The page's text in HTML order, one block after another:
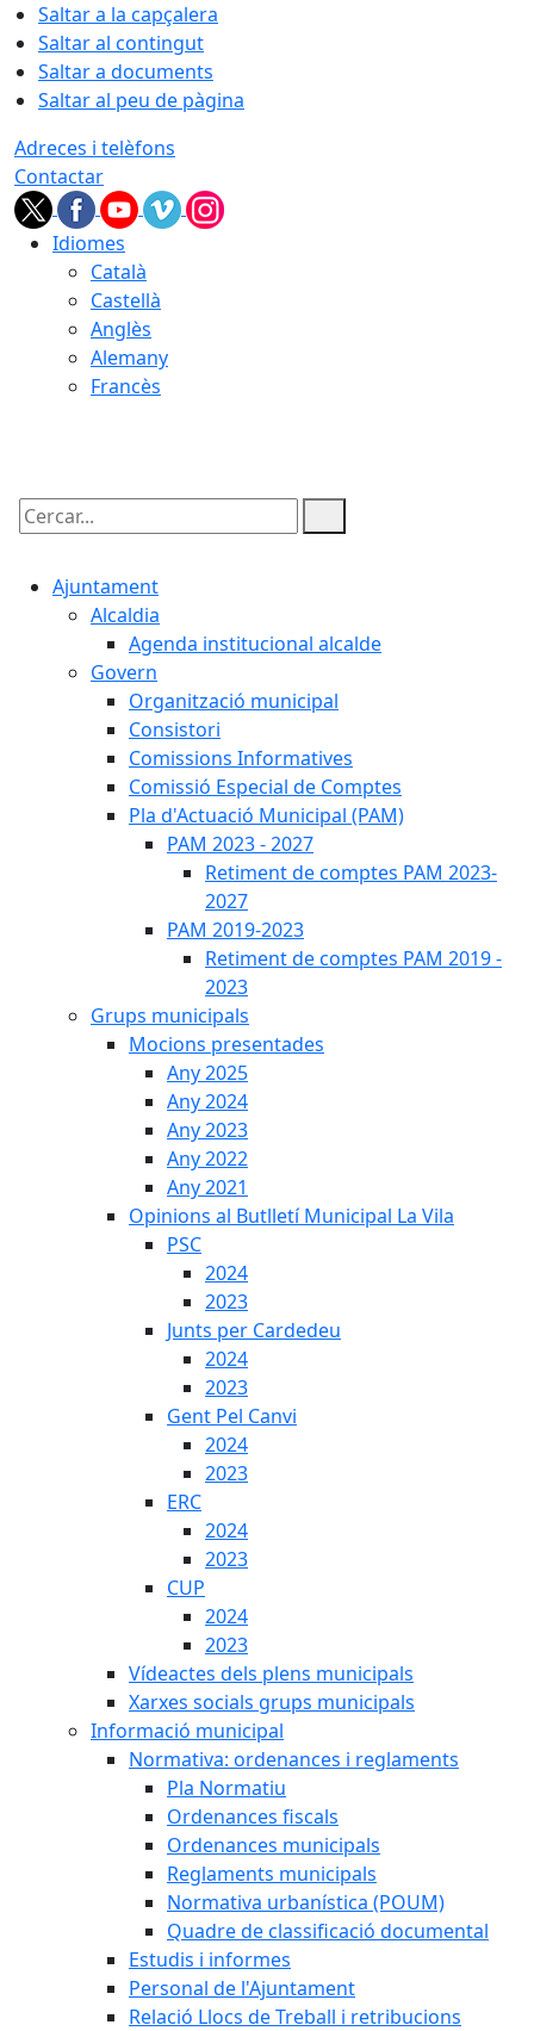
Saltar a la capçalera
Saltar al contingut
Saltar a documents
Saltar al peu de pàgina
Adreces i telèfons
Contactar
Idiomes
Català
Castellà
Anglès
Alemany
Francès
Cercar:
Ajuntament
Alcaldia
Agenda institucional alcalde
Govern
Organització municipal
Consistori
Comissions Informatives
Comissió Especial de Comptes
Pla d'Actuació Municipal (PAM)
PAM 2023 - 2027
Retiment de comptes PAM 2023-
2027
PAM 2019-2023
Retiment de comptes PAM 2019 -
2023
Grups municipals
Mocions presentades
Any 2025
Any 2024
Any 2023
Any 2022
Any 2021
Opinions al Butlletí Municipal La Vila
PSC
2024
2023
Junts per Cardedeu
2024
2023
Gent Pel Canvi
2024
2023
ERC
2024
2023
CUP
2024
2023
Vídeactes dels plens municipals
Xarxes socials grups municipals
Informació municipal
Normativa: ordenances i reglaments
Pla Normatiu
Ordenances fiscals
Ordenances municipals
Reglaments municipals
Normativa urbanística (POUM)
Quadre de classificació documental
Estudis i informes
Personal de l'Ajuntament
Relació Llocs de Treball i retribucions